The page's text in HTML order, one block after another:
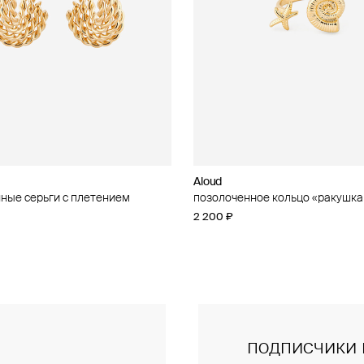
серьги с плетением
Aloud
позолоченное кольцо
2 200 ₽
кольцо с кубическим
и звезда»
Aloud
золотистое колье-цепь
5 600 ₽
подписчики